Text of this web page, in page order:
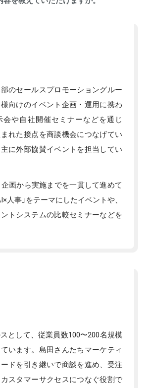
のセールスプロモーショングルー
向けのイベント企画・運用に携わ
会や自社開催セミナーなどを通じ
れた接点を商談機会につなげてい
に外部協賛イベントを担当してい
画から実施までを一貫して進めて
人事」をテーマにしたイベントや、
トシステムの比較セミナーなどを
として、従業員数100〜200名規模
います。島田さんたちマーケティ
ドを引き継いで商談を進め、受注
スタマーサクセスにつなぐ役割で